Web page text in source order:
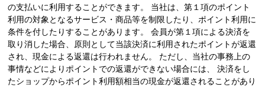
の支払いに利用することができます。 当社は、第１項のポイント
利用の対象となるサービス・商品等を制限したり、ポイント利用に
条件を付したりすることがあります。 会員が第１項による決済を
取り消した場合、原則として当該決済に利用されたポイントが返還
され、現金による返還は行われません。 ただし、当社の事務上の
事情などによりポイントでの返還ができない場合には、 決済をし
たショップからポイント利用額相当の現金が返還されることがあり